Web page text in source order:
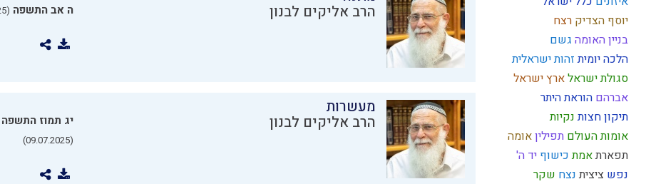
יוסף הצדיק רצח
בניין האומה גשם
הלכה יומיתזהות ישראלית
סגולת ישראלארץ ישראל
אברהם הוראת היתר
תיקון חצותנקיות
אומות העולם תפיליןאומה
תפארתאמתכישוף יד ה'
נפש ציציתנצח שקר
הרב אליקים לבנון ה אב התשפה (30.07.2025)
מעשרות
הרב אליקים לבנון יג תמוז התשפה
(09.07.2025)